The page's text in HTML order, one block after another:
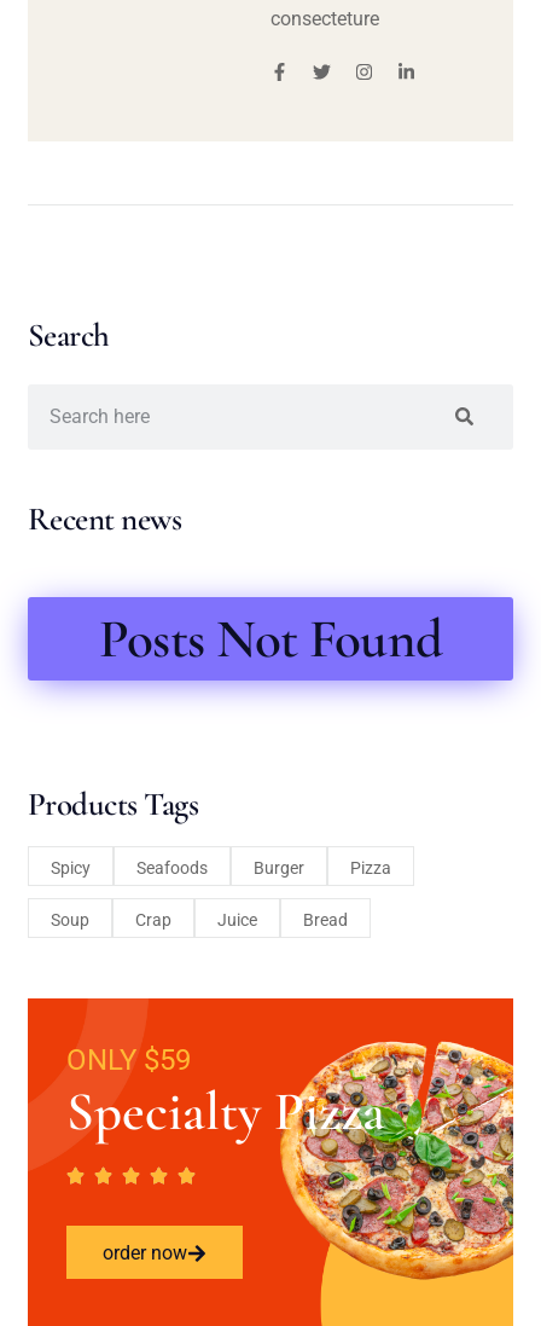
consecteture
Search
Recent news
Posts Not Found
Products Tags
Spicy Seafoods Burger Pizza
Soup Crap Juice Bread
ONLY $59
Specialty Pizza
order now